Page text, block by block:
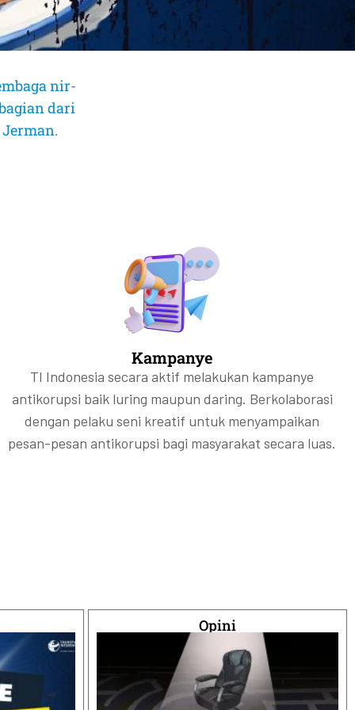
nir-
dari
Kampanye
TI Indonesia secara aktif melakukan kampanye
antikorupsi baik luring maupun daring. Berkolaborasi
dengan pelaku seni kreatif untuk menyampaikan
pesan-pesan antikorupsi bagi masyarakat secara luas.
Opini